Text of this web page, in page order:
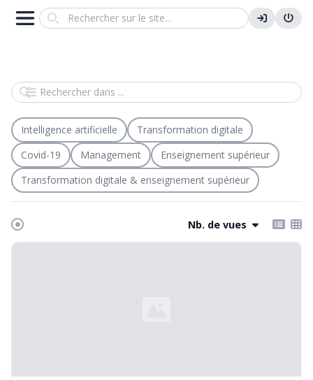
Search
Rechercher dans
Intelligence artificielle
Transformation digitale
Covid-19
Management
Enseignement supérieur
Transformation digitale & enseignement supérieur
Nb. de vues